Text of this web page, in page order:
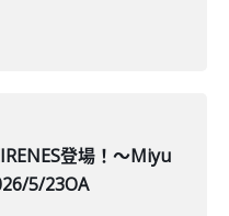
登場！～Miyu
5/23OA